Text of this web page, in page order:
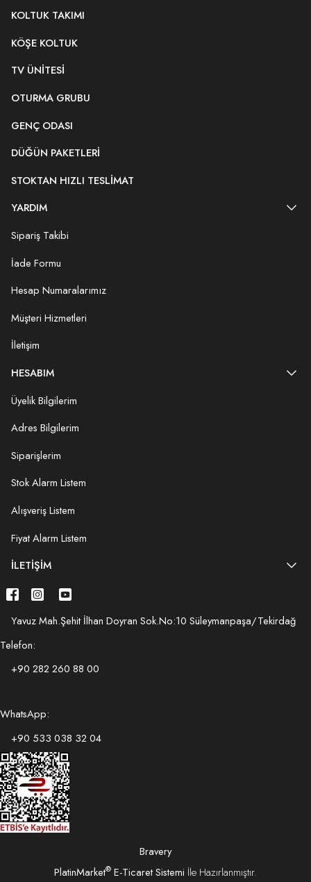
KOLTUK TAKIMI
KÖŞE KOLTUK
TV ÜNITESI
OTURMA GRUBU
GENÇ ODASI
DÜĞÜN PAKETLERI
STOKTAN HIZLI TESLIMAT
YARDIM
Sipariş Takibi
İade Formu
Hesap Numaralarımız
Müşteri Hizmetleri
İletişim
HESABIM
Üyelik Bilgilerim
Adres Bilgilerim
Siparişlerim
Stok Alarm Listem
Alışveriş Listem
Fiyat Alarm Listem
İLETIŞIM
Yavuz Mah.Şehit İlhan Doyran Sok.No:10 Süleymanpaşa/Tekirdağ
Telefon:
+90 282 260 88 00
WhatsApp:
+90 533 038 32 04
Bravery
PlatinMarket® E-Ticaret Sistemi İle Hazırlanmıştır.